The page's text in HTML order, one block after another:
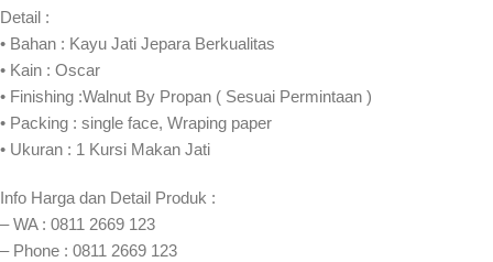
Detail :
• Bahan : Kayu Jati Jepara Berkualitas
• Kain : Oscar
• Finishing :Walnut By Propan ( Sesuai Permintaan )
• Packing : single face, Wraping paper
• Ukuran : 1 Kursi Makan Jati
Info Harga dan Detail Produk :
– WA : 0811 2669 123
– Phone : 0811 2669 123